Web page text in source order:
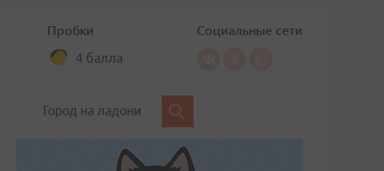
Пробки
4 балла
Социальные сети
Город на ладони